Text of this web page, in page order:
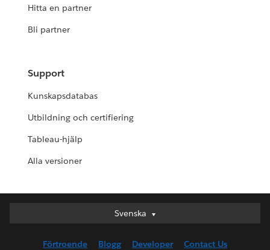
Hitta en partner
Bli partner
Support
Kunskapsdatabas
Utbildning och certifiering
Tableau-hjälp
Alla versioner
Svenska
Svenska
English (UK)
Förtroende Blogg Developer Contact Us